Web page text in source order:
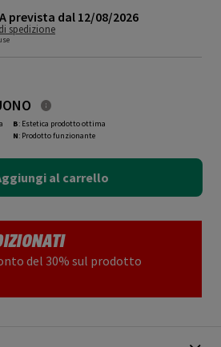
prevista dal 12/08/2026
spedizione
B: Estetica prodotto ottima
N: Prodotto funzionante
al carrello
del 30% sul prodotto